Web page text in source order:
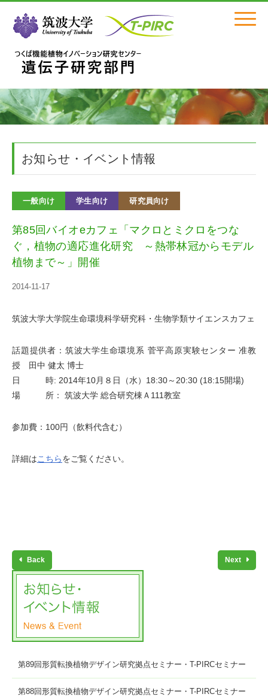
Click
お知らせ・イベント情報
一般向け 学生向け 研究員向け
第85回バイオeカフェ「マクロとミクロをつな
ぐ，植物の適応進化研究 ～熱帯林冠からモデル
植物まで～」開催
2014-11-17
筑波大学大学院生命環境科学研究科・生物学類サイエンスカフェ
話題提供者：筑波大学生命環境系 菅平高原実験センター 准教
授 田中 健太 博士
日 時: 2014年10月８日（水）18:30～20:30 (18:15開場)
場 所： 筑波大学 総合研究棟Ａ111教室
参加費：100円（飲料代含む）
詳細はこちらをご覧ください。
Back Next
第89回形質転換植物デザイン研究拠点セミナー・T-PIRCセミナー
第88回形質転換植物デザイン研究拠点セミナー・T-PIRCセミナー